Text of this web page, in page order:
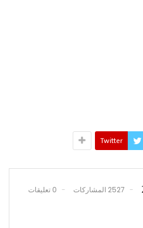
Twitter
2527 المشاركات 0 تعليقات